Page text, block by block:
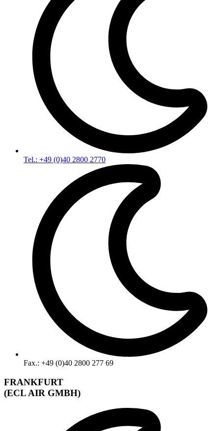
Tel.: +49 (0)40 2800 2770
Fax.: +49 (0)40 2800 277 69
FRANKFURT
(ECL AIR GMBH)